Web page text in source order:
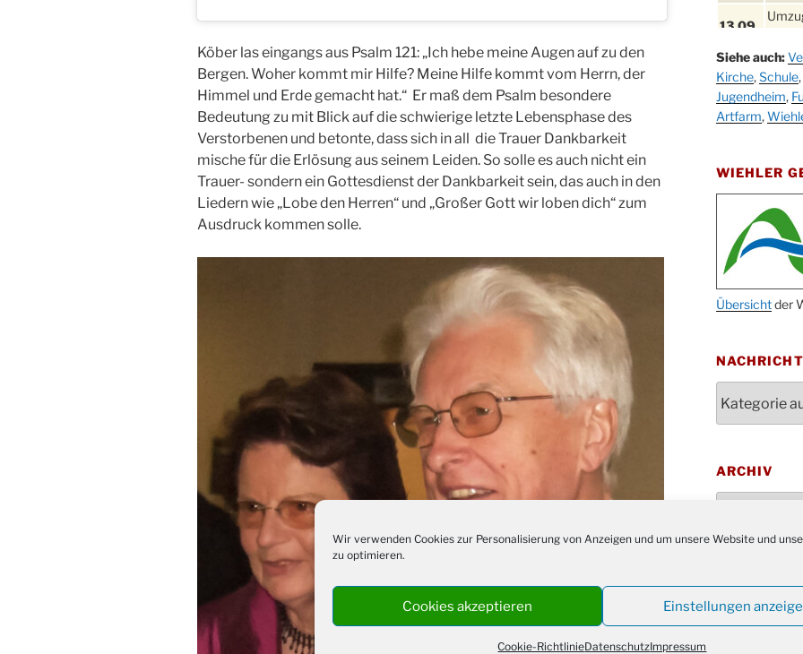
Wir verwenden Cookies zur Personalisierung von Anzeigen und um unsere Website und
zu optimieren.
Cookies akzeptieren Einstellungen
Cookie-RichtlinieDatenschutzImpressum
Köber las eingangs aus Psalm 121: „Ich hebe meine Augen auf zu den
Bergen. Woher kommt mir Hilfe? Meine Hilfe kommt vom Herrn, der
Himmel und Erde gemacht hat.“ Er maß dem Psalm besondere
Bedeutung zu mit Blick auf die schwierige letzte Lebensphase des
Verstorbenen und betonte, dass sich in all die Trauer Dankbarkeit
mische für die Erlösung aus seinem Leiden. So solle es auch nicht ein
Trauer- sondern ein Gottesdienst der Dankbarkeit sein, das auch in den
Liedern wie „Lobe den Herren“ und „Großer Gott wir loben dich“ zum
Ausdruck kommen solle.
13.09.
19.09.
25. u.
26.09.
10-12
Kirche
10.10.
18:00
11.10.
29.10.
31.10.
12.11.
17:00
15.11.
21.11.
21.11.
Siehe auch:
Kirche,Schule,
Jugendheim,
Artfarm,
WIEHLER
Übersichtder
ARCHIV
Archiv